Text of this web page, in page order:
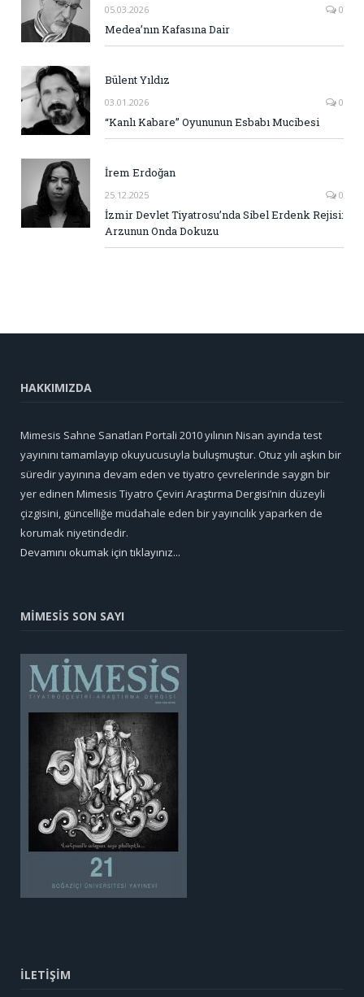
05.03.2026 0
Medea’nın Kafasına Dair
Bülent Yıldız
03.01.2026 0
“Kanlı Kabare” Oyununun Esbabı Mucibesi
İrem Erdoğan
25.12.2025 0
İzmir Devlet Tiyatrosu’nda Sibel Erdenk Rejisi:
Arzunun Onda Dokuzu
HAKKIMIZDA
Mimesis Sahne Sanatları Portali 2010 yılının Nisan ayında test
yayınını tamamlayıp okuyucusuyla buluşmuştur. Otuz yılı aşkın bir
süredir yayınına devam eden ve tiyatro çevrelerinde saygın bir
yer edinen Mimesis Tiyatro Çeviri Araştırma Dergisi’nin düzeyli
çizgisini, güncelliğe müdahale eden bir yayıncılık yaparken de
korumak niyetindedir.
Devamını okumak için tıklayınız...
MİMESİS SON SAYI
İLETİŞİM